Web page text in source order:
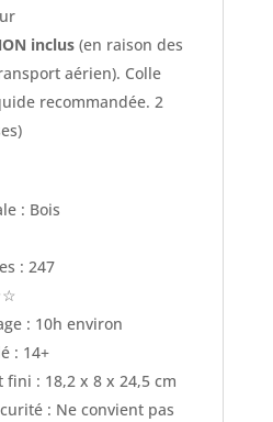
inclus(en raison des
aérien). Colle
recommandée. 2
: Bois
: 247
: 10h environ
: 14+
: 18,2 x 8 x 24,5 cm
: Ne convient pas